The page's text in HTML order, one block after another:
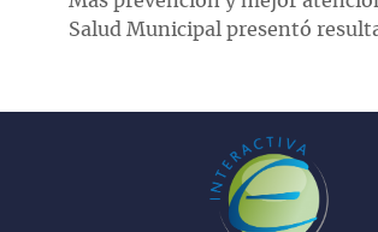
Salud Municipal presentó